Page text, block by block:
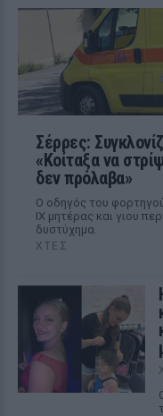
Σέρρες:
«Κοίταξα να
δεν πρόλαβα»
Ο οδηγός του
ΙΧ μητέρας και γιου
δυστύχημα.
ΧΤΕΣ